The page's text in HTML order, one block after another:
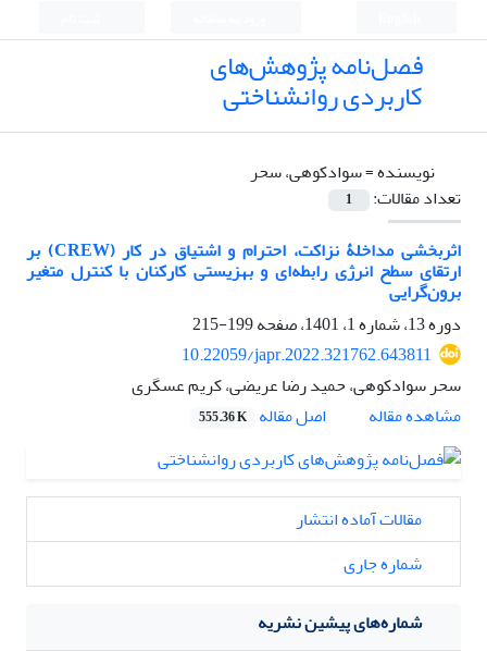
فصل‌نامه پژوهش‌های
کاربردی روانشناختی
نویسنده =سوادکوهی، سحر
تعداد مقالات:
1
اثربخشی مداخلۀ نزاکت، احترام و اشتیاق در کار (CREW) بر
ارتقای سطح انرژی رابطه‌ای و بهزیستی کارکنان با کنترل متغیر
برون‌گرایی
دوره 13، شماره 1، 1401، صفحه
199-215
10.22059/japr.2022.321762.643811
سحر سوادکوهی، حمید رضا عریضی، کریم عسگری
مشاهده مقاله
اصل مقاله 555.36 K
مقالات آماده انتشار
شماره جاری
شماره‌های پیشین نشریه